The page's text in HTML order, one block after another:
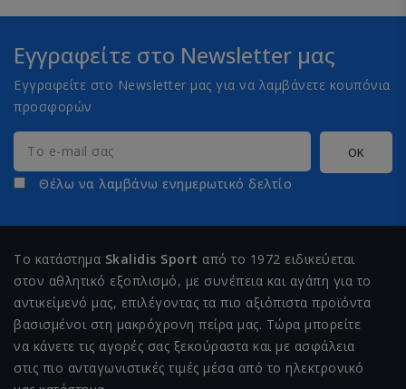
Εγγραφείτε στο Newsletter μας
Εγγραφείτε στο Newsletter μας για να λαμβάνετε κουπόνια
προσφορών
Θέλω να λαμβάνω ενημερωτικό δελτίο
Το κατάστημα Skalidis Sport από το 1972 ειδικεύεται
στον αθλητικό εξοπλισμό, με συνέπεια και αγάπη για το
αντικείμενό μας, επιλέγοντας τα πιο αξιόπιστα προϊόντα
βασισμένοι στη μακρόχρονη πείρα μας. Τώρα μπορείτε
να κάνετε τις αγορές σας ξεκούραστα και με ασφάλεια
στις πιο ανταγωνιστικές τιμές μέσα από το ηλεκτρονικό